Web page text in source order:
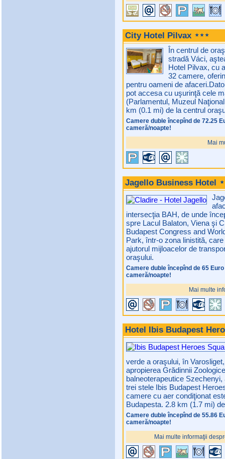
City Hotel Pilvax
În centrul de
stradă Váci,
Hotel Pilvax, cu
32 camere,
pentru oameni de
pot accesa cu uşurinţă cele
(Parlamentul, Muzeul
km (0.1 mi) de la centrul
Camere duble începînd de 72.25
cameră/noapte!
Mai
Jagello Business Hotel
intersecţia BAH, de unde
spre Lacul Balaton, Viena şi
Budapest Congress and
Park, într-o zona linistită,
ajutorul mijloacelor de
oraşului.
Camere duble începînd de 65
cameră/noapte!
Mai multe
Hotel Ibis Budapest
verde a oraşului, în
apropierea Grădinnii
balneoterapeutice
trei stele Ibis Budapest
camere cu aer condiţionat
Budapesta. 2.8 km (1.7 mi)
Camere duble începînd de 55.86
cameră/noapte!
Mai multe informaţii